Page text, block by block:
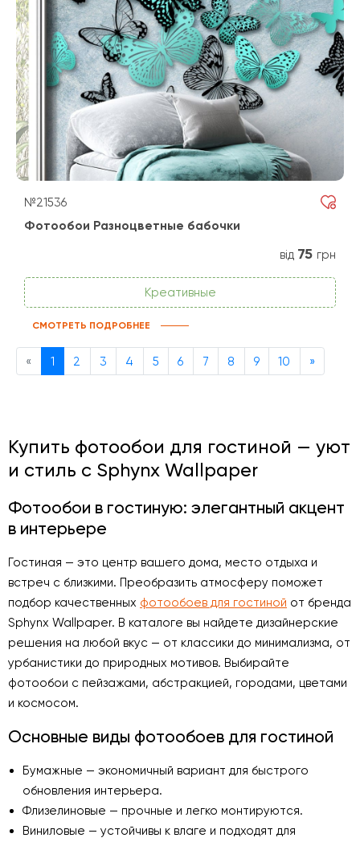
№21536
Фотообои Разноцветные бабочки
від 75 грн
Креативные
СМОТРЕТЬ ПОДРОБНЕЕ
« Previous
1 2 3 4 5 6 7 8 9 10 »Next
Купить фотообои для гостиной — уют
и стиль с Sphynx Wallpaper
Фотообои в гостиную: элегантный акцент
в интерьере
Гостиная — это центр вашего дома, место отдыха и
встреч с близкими. Преобразить атмосферу поможет
подбор качественных фотообоев для гостиной от бренда
Sphynx Wallpaper. В каталоге вы найдете дизайнерские
решения на любой вкус — от классики до минимализма, от
урбанистики до природных мотивов. Выбирайте
фотообои с пейзажами, абстракцией, городами, цветами
и космосом.
Основные виды фотообоев для гостиной
Бумажные — экономичный вариант для быстрого
обновления интерьера.
Флизелиновые — прочные и легко монтируются.
Виниловые — устойчивы к влаге и подходят для